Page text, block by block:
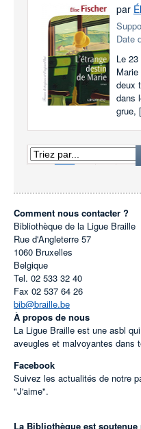
par
Date
Le
deux
dans
grue,
1
Comment nous contacter ?
Bibliothèque de la Ligue Braille
Rue d'Angleterre 57
1060 Bruxelles
Belgique
Tel. 02 533 32 40
Fax 02 537 64 26
bib@braille.be
À propos de nous
La Ligue Braille est une asbl
aveugles et malvoyantes dans
Facebook
Suivez les actualités de notre
"J'aime".
La Bibliothèque est soutenue